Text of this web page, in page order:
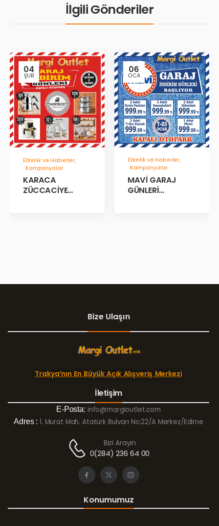
İlgili Gönderiler
04
ŞUB
Etkinlik ve Haberler,
Kampanyalar
KARACA
ZÜCCACİYE
06
OCA
Etkinlik ve Haberler,
Kampanyalar
MAVİ GARAJ
GÜNLERİ
Bize Ulaşın
Trakya’nın En Büyük Açık Alışveriş Merkezi
İletişim
E-Posta: info@margioutlet.com
Adres : 1. Murat Mah. Atatürk Bulvarı No:22/A Merkez/Edirne
Bizi Arayın
0(284) 236 64 00
Konumumuz